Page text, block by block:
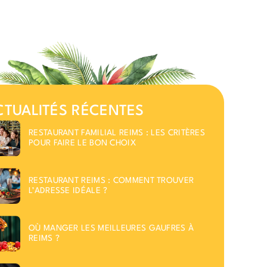
RÉCENTES
RESTAURANT FAMILIAL REIMS : LES CRITÈRES
POUR FAIRE LE BON CHOIX
RESTAURANT REIMS : COMMENT TROUVER
L’ADRESSE IDÉALE ?
OÙ MANGER LES MEILLEURES GAUFRES À
REIMS ?